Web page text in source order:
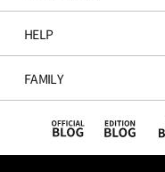
HELP
FAMILY